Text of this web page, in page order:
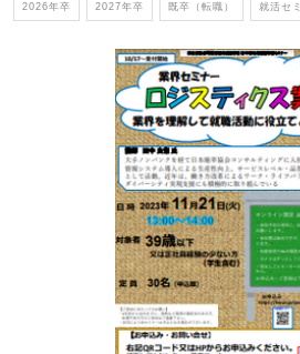
2026年卒 2027年卒 既卒（転職） 就活セ